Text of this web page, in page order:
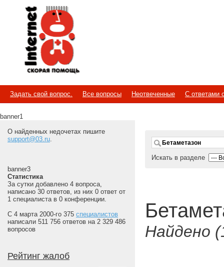
Internet
Скорая помощь
Задать свой вопрос. Все вопросы Неотвеченные С ответами
banner1
О найденных недочетах пишите
support@03.ru.
banner3
Статистика
За сутки добавлено 4 вопроса,
написано 30 ответов, из них 0 ответ от
1 специалиста в 0 конференции.
С 4 марта 2000-го 375 специалистов
написали 511 756 ответов на 2 329 486
вопросов
Рейтинг жалоб
Искать в разделе
Найдено